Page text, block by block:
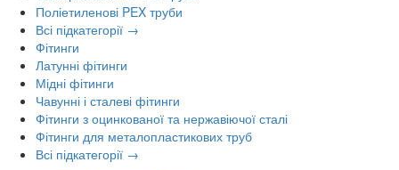
Поліетиленові PEX труби
Всі підкатегорії →
Фітинги
Латунні фітинги
Мідні фітинги
Чавунні і сталеві фітинги
Фітинги з оцинкованої та нержавіючої сталі
Фітинги для металопластикових труб
Всі підкатегорії →